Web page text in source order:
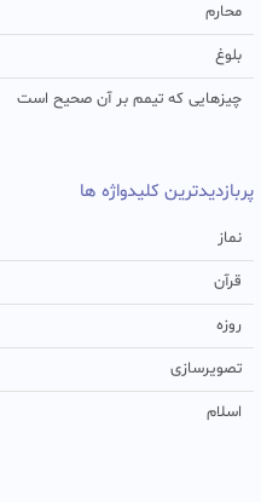
محارم
بلوغ
چیزهایی که تیمم بر آن صحیح است
پربازدیدترین کلیدواژه ها
نماز
قرآن
روزه
تصویرسازی
اسلام